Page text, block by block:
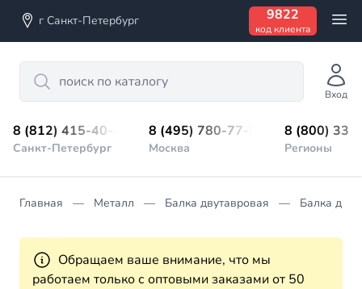
г Санкт-Петербург 9822
код клиента
Search
Вход
8 (812) 415-40-45
Санкт-Петербург
8 (495) 780-77-98
Москва
8 (800)
Регионы
Главная Металл Балка двутавровая Балка
Обращаем ваше внимание, что мы
работаем только с оптовыми заказами от 50